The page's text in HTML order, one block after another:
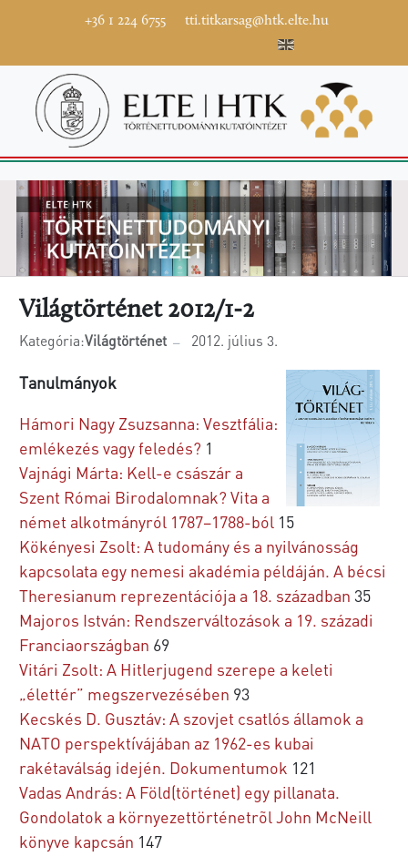
+36 1 224 6755 tti.titkarsag@htk.elte.hu
Világtörténet 2012/1-2
Kategória:Világtörténet 2012. július 3.
Tanulmányok
Hámori Nagy Zsuzsanna: Vesztfália:
emlékezés vagy feledés? 1
Vajnági Márta: Kell-e császár a
Szent Római Birodalomnak? Vita a
német alkotmányról 1787–1788-ból 15
Kökényesi Zsolt: A tudomány és a nyilvánosság
kapcsolata egy nemesi akadémia példáján. A bécsi
Theresianum reprezentációja a 18. században 35
Majoros István: Rendszerváltozások a 19. századi
Franciaországban 69
Vitári Zsolt: A Hitlerjugend szerepe a keleti
„élettér” megszervezésében 93
Kecskés D. Gusztáv: A szovjet csatlós államok a
NATO perspektívájában az 1962-es kubai
rakétaválság idején. Dokumentumok 121
Vadas András: A Föld(történet) egy pillanata.
Gondolatok a környezettörténetrõl John McNeill
könyve kapcsán 147